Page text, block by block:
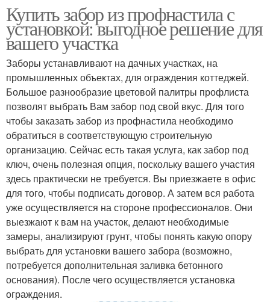
Купить забор из профнастила с
установкой: выгодное решение для
вашего участка
Заборы устанавливают на дачных участках, на
промышленных объектах, для ограждения коттеджей.
Большое разнообразие цветовой палитры профлиста
позволят выбрать Вам забор под свой вкус. Для того
чтобы заказать забор из профнастила необходимо
обратиться в соответствующую строительную
организацию. Сейчас есть такая услуга, как забор под
ключ, очень полезная опция, поскольку вашего участия
здесь практически не требуется. Вы приезжаете в офис
для того, чтобы подписать договор. А затем вся работа
уже осуществляется на стороне профессионалов. Они
выезжают к вам на участок, делают необходимые
замеры, анализируют грунт, чтобы понять какую опору
выбрать для установки вашего забора (возможно,
потребуется дополнительная заливка бетонного
основания). После чего осуществляется установка
ограждения.